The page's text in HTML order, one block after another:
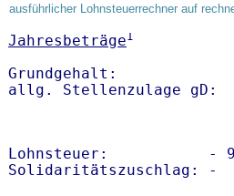
ausführlicher Lohnsteuerrechner auf
Jahresbeträge1
Grundgehalt:
Lohnsteuer:           -
Solidaritätszuschlag: -